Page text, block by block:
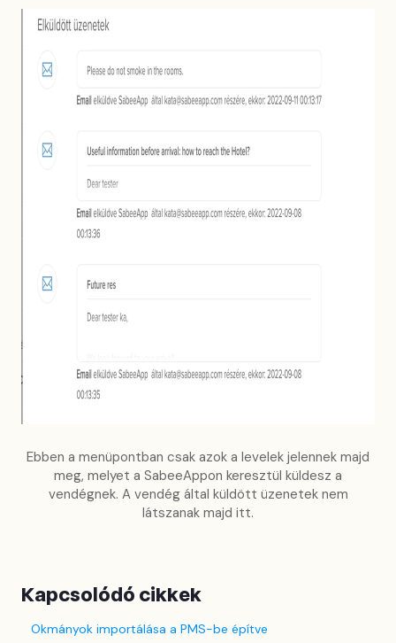
Ebben a menüpontban csak azok a levelek jelennek majd
meg, melyet a SabeeAppon keresztül küldesz a
vendégnek. A vendég által küldött üzenetek nem
látszanak majd itt.
Kapcsolódó cikkek
Okmányok importálása a PMS-be építve